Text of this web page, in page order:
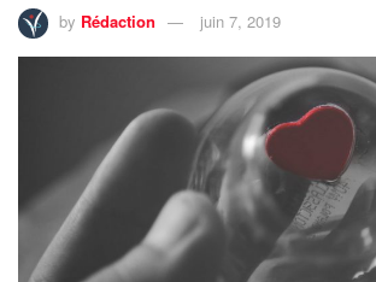
by Rédaction juin 7, 2019